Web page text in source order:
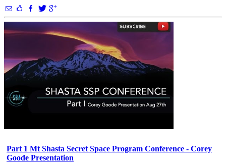
Part 1 Mt Shasta Secret Space Program Conference - Corey
Goode Presentation